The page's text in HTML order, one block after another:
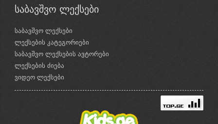
საბავშვო ლექსები
საბავშვო ლექსები
ლექსების კატეგორიები
საბავშვო ლექსების ავტორები
ლექსების ძიება
ვიდეო ლექსები